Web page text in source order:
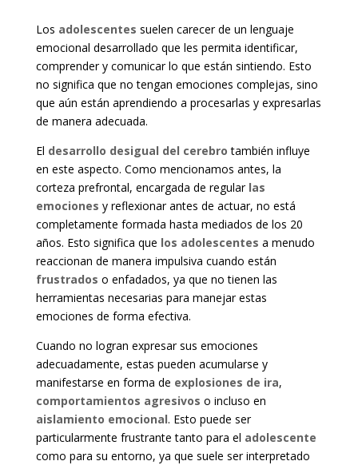
Los adolescentes suelen carecer de un lenguaje
emocional desarrollado que les permita identificar,
comprender y comunicar lo que están sintiendo. Esto
no significa que no tengan emociones complejas, sino
que aún están aprendiendo a procesarlas y expresarlas
de manera adecuada.
El desarrollo desigual del cerebro también influye
en este aspecto. Como mencionamos antes, la
corteza prefrontal, encargada de regular las
emociones y reflexionar antes de actuar, no está
completamente formada hasta mediados de los 20
años. Esto significa que los adolescentes a menudo
reaccionan de manera impulsiva cuando están
frustrados o enfadados, ya que no tienen las
herramientas necesarias para manejar estas
emociones de forma efectiva.
Cuando no logran expresar sus emociones
adecuadamente, estas pueden acumularse y
manifestarse en forma de explosiones de ira,
comportamientos agresivos o incluso en
aislamiento emocional. Esto puede ser
particularmente frustrante tanto para el adolescente
como para su entorno, ya que suele ser interpretado